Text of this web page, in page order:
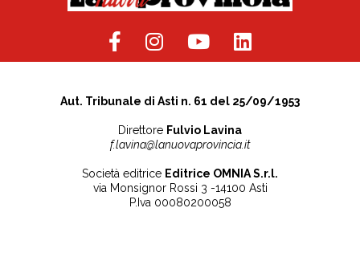
Aut. Tribunale di Asti n. 61 del 25/09/1953
Direttore Fulvio Lavina
f.lavina@lanuovaprovincia.it
Società editrice Editrice OMNIA S.r.l.
via Monsignor Rossi 3 -14100 Asti
P.Iva 00080200058